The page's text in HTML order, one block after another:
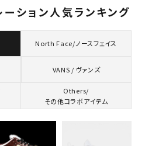
ション人気ランキング
North Face/ノースフェイス
VANS / ヴァンズ
Others/
その他コラボアイテム